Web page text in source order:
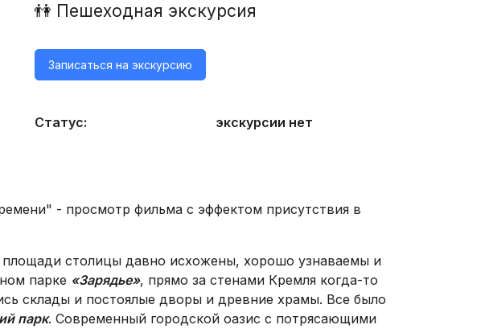
👫 Пешеходная экскурсия
Записаться на экскурсию
Статус: экскурсии нет
- просмотр фильма с эффектом присутствия в
столицы давно исхожены, хорошо узнаваемы и
парке «Зарядье», прямо за стенами Кремля когда-то
склады и постоялые дворы и древние храмы. Все было
парк. Современный городской оазис с потрясающими